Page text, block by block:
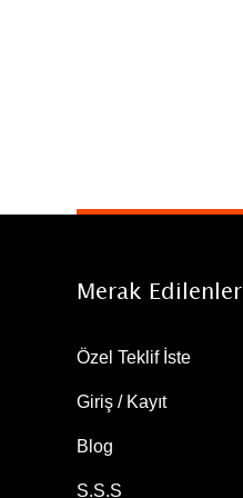
Merak Edilenler
Özel Teklif İste
Giriş / Kayıt
Blog
S.S.S